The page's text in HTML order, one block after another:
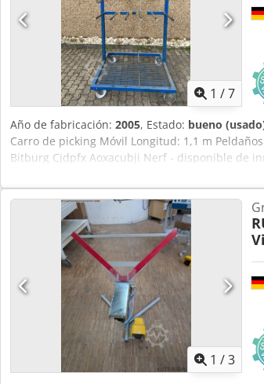
1 /7
Año de fabricación: 2005, Estado: bueno
Carro de picking Móvil Longitud: 1,1 m
Bitburg Cjdpfx Aoxacubji Nerf - disponible de
1 /3